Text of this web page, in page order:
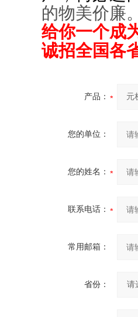
的物美价廉
给你一个成
诚招全国各
产品：
您的单位：
您的姓名：
联系电话：
常用邮箱：
省份：